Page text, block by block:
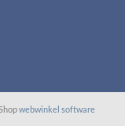
webwinkel software